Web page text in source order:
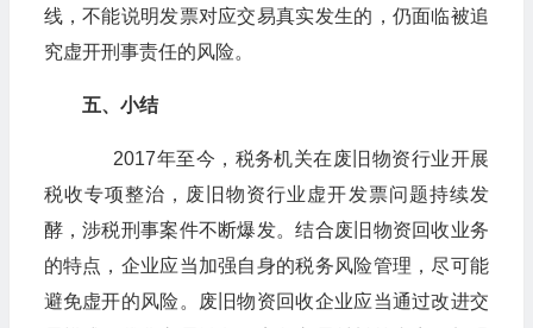
线，不能说明发票对应交易真实发生的，仍面临被追
究虚开刑事责任的风险。
五、小结
​​​​​​​2017年至今，税务机关在废旧物资行业开展
税收专项整治，废旧物资行业虚开发票问题持续发
酵，涉税刑事案件不断爆发。结合废旧物资回收业务
的特点，企业应当加强自身的税务风险管理，尽可能
避免虚开的风险。废旧物资回收企业应当通过改进交